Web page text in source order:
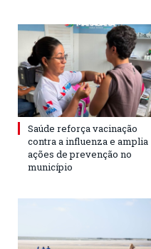
Saúde reforça vacinação
contra a influenza e amplia
ações de prevenção no
município